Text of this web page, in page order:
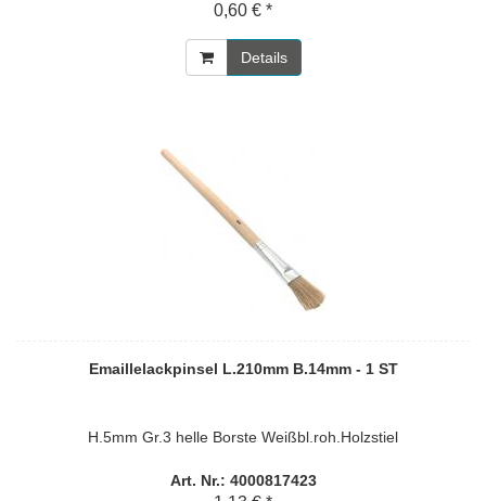
0,60 € *
Details
Emaillelackpinsel L.210mm B.14mm - 1 ST
H.5mm Gr.3 helle Borste Weißbl.roh.Holzstiel
Art. Nr.: 4000817423